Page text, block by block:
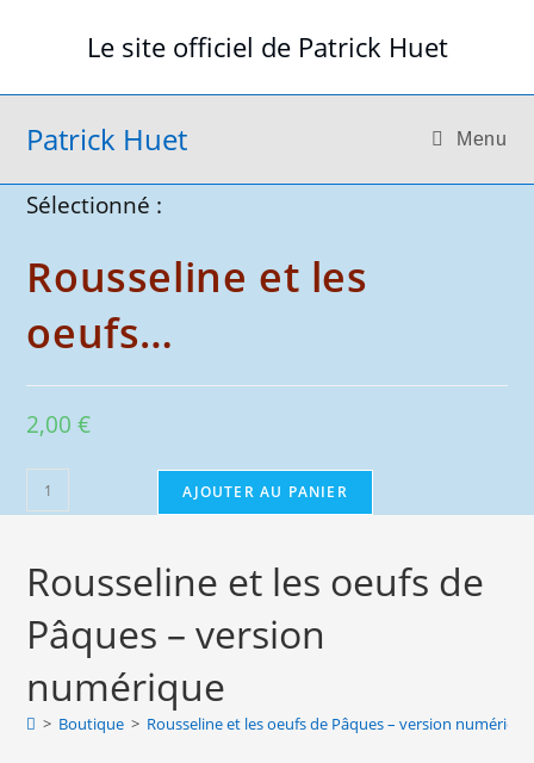
Le site officiel de Patrick Huet
Patrick Huet Menu
Sélectionné :
Rousseline et les
oeufs…
2,00€
quantité
de
et
les
oeufs
Pâques
-
AJOUTER AU PANIER
Rousseline et les oeufs de
Pâques – version
numérique
> Boutique > Rousseline et les oeufs de Pâques – version numérique